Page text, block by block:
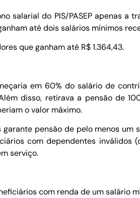
salarial do PIS/PASEP apenas
até dois salários mínimos
que ganham até R$ 1.364,43.
em 60% do salário de
disso, retirava a pensão de
o valor máximo.
pensão de pelo menos
com dependentes
serviço.
com renda de um salário